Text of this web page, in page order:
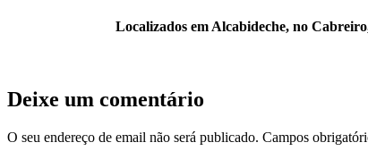
Localizados em Alcabideche, no
Deixe um comentário
O seu endereço de email não será publicado. Campos